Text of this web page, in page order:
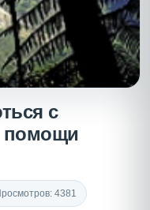
с
помощи
4381